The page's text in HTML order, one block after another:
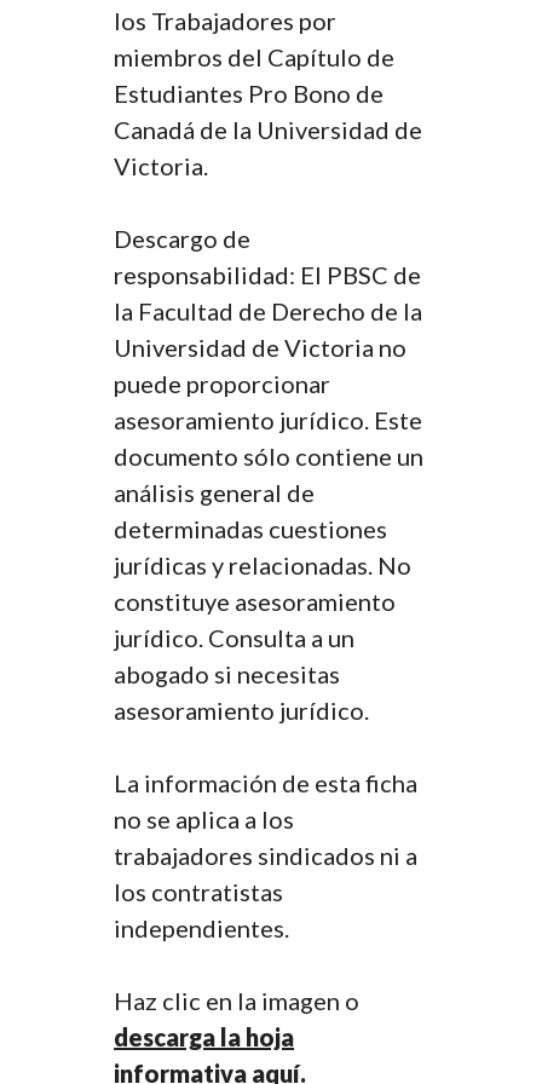
los Trabajadores por
miembros del Capítulo de
Estudiantes Pro Bono de
Canadá de la Universidad de
Victoria.
Descargo de
responsabilidad: El PBSC de
la Facultad de Derecho de la
Universidad de Victoria no
puede proporcionar
asesoramiento jurídico. Este
documento sólo contiene un
análisis general de
determinadas cuestiones
jurídicas y relacionadas. No
constituye asesoramiento
jurídico. Consulta a un
abogado si necesitas
asesoramiento jurídico.
La información de esta ficha
no se aplica a los
trabajadores sindicados ni a
los contratistas
independientes.
Haz clic en la imagen o
descarga la hoja
informativa aquí.